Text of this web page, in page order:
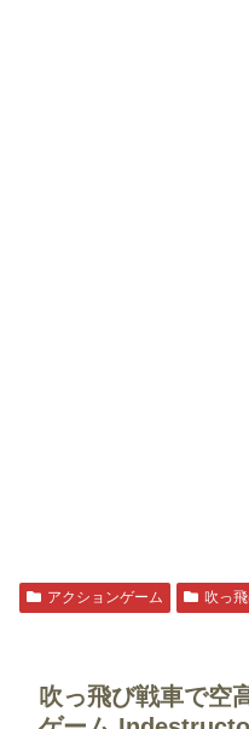
アクションゲーム 吹っ
吹っ飛び戦車で空